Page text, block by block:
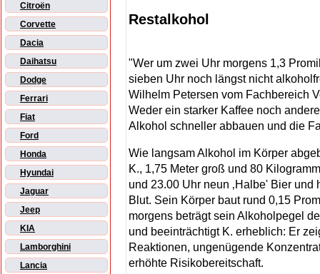
Citroën
Corvette
Dacia
Daihatsu
Dodge
Ferrari
Fiat
Ford
Honda
Hyundai
Jaguar
Jeep
KIA
Lamborghini
Lancia
Restalkohol
"Wer um zwei Uhr morgens 1,3
sieben Uhr noch längst nicht
Wilhelm Petersen vom Fachbereich
Weder ein starker Kaffee noch
Alkohol schneller abbauen und die
Wie langsam Alkohol im Körper
K., 1,75 Meter groß und 80
und 23.00 Uhr neun ‚Halbe' Bier
Blut. Sein Körper baut rund 0,15
morgens beträgt sein Alkoholpegel
und beeinträchtigt K. erheblich: Er
Reaktionen, ungenügende
erhöhte Risikobereitschaft.